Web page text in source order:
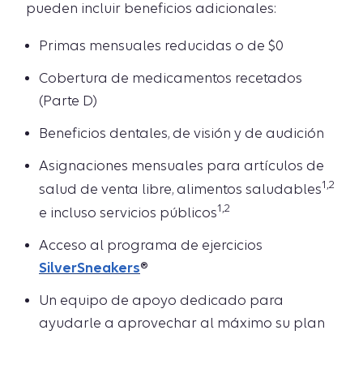
pueden incluir beneficios adicionales:
Primas mensuales reducidas o de $0
Cobertura de medicamentos recetados
(Parte D)
Beneficios dentales, de visión y de audición
Asignaciones mensuales para artículos de
salud de venta libre, alimentos saludables1,2
e incluso servicios públicos1,2
Acceso al programa de ejercicios
SilverSneakers®
Un equipo de apoyo dedicado para
ayudarle a aprovechar al máximo su plan